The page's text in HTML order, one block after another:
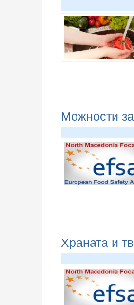
Можности
Храната и